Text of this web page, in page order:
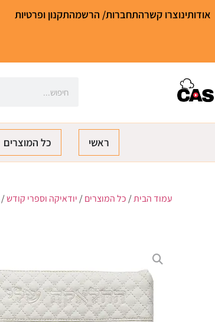
אודותינוצרו קשרהתחברות/ הרשמהתקנון ופרטיות
ראשי כל המוצרים
עמוד הבית/כל המוצרים/יודאיקה וספרי קודש/